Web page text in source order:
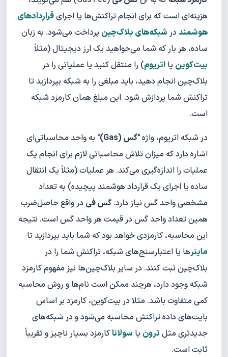
هزینه‌ای است که برای انجام تراکنش‌ها یا اجرایقراردادهای
هوشمند در شبکه‌های بلاک‌چین پرداخت می‌شود. به زبان
ساده، هر بار که شما می‌خواهید یک ارز دیجیتال (مثلاً
بیت‌کوین یا اتریوم) را منتقل کنید یا عملیاتی را در
بلاک‌چین انجام دهید، باید مبلغی را به شبکه بپردازید تا
تراکنش شما پردازش شود. این مبلغ همان کارمزد شبکه
است.
در شبکه اتریوم، واژه "گس (Gas)
" به واحد محاسباتی‌ای
اشاره دارد که میزان تلاش محاسباتی لازم برای انجام یک
عملیات را اندازه‌گیری می‌کند. هر عملیات (مثلاً یک انتقال
ساده یا اجرای یک قرارداد هوشمند پیچیده) به تعداد
مشخصی واحد گس نیاز دارد. گس فی در واقع حاصل‌ضرب
همین تعداد واحد گس در قیمت هر واحد گس است. نتیجه
این محاسبه، کارمزدی خواهد بود که شما باید بپردازید تا
ماینرها یا اعتبارسنج‌های شبکه، تراکنش شما را در
بلاک‌چین ثبت کنند. در سایر بلاک‌چین‌ها نیز مفهوم کارمزد
شبکه وجود دارد، هرچند ممکن است نام‌ها و روش محاسبه
کمی متفاوت باشد. مثلا در بیت‌کوین، کارمزد بر اساس
بایت‌های داده تراکنش محاسبه می‌شود و در شبکه‌های
جدیدتری مثل ترون یا سولاناکارمزد بسیار ناچیز و تقریباً
ثابت است.